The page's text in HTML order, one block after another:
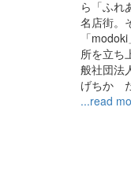
ら「ふれ
名店街。
「
所を立ち
般社団法
げちか
...read